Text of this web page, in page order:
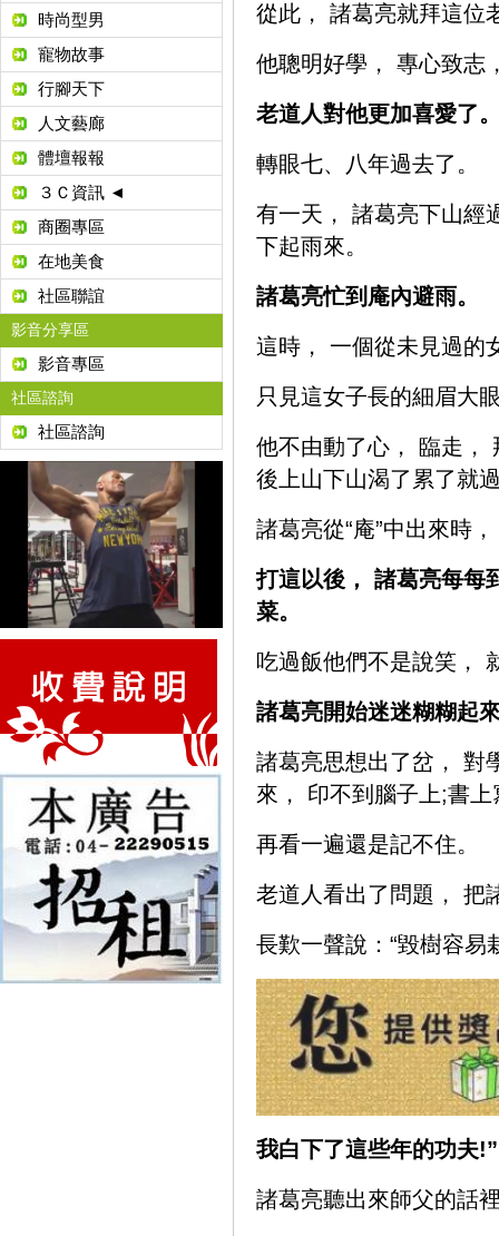
時尚型男
寵物故事
行腳天下
人文藝廊
體壇報報
３Ｃ資訊 ◄
商圈專區
在地美食
社區聯誼
影音分享區
影音專區
社區諮詢
社區諮詢
從此， 諸葛亮就拜這位
他聰明好學， 專心致志
老道人對他更加喜愛了
轉眼七、八年過去了。
有一天， 諸葛亮下山經
下起雨來。
諸葛亮忙到庵內避雨。
這時， 一個從未見過的
只見這女子長的細眉大
他不由動了心， 臨走，
後上山下山渴了累了就
諸葛亮從“庵”中出來時
打這以後， 諸葛亮每每
菜。
吃過飯他們不是說笑，
諸葛亮開始迷迷糊糊起
諸葛亮思想出了岔， 對
來， 印不到腦子上;書
再看一遍還是記不住。
老道人看出了問題， 把
長歎一聲說：“毀樹容易
我白下了這些年的功夫!”
諸葛亮聽出來師父的話